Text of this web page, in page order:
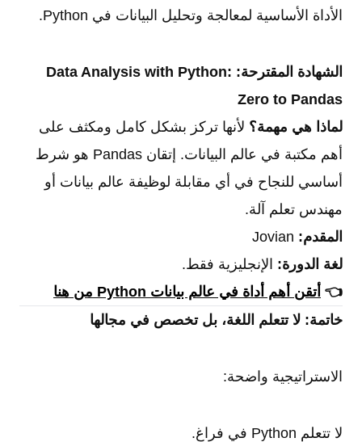
الأداة الأساسية لمعالجة وتحليل البيانات في Python.
الشهادة المقترحة: Data Analysis with Python:
Zero to Pandas
لماذا هي مهمة؟ لأنها تركز بشكل كامل ومكثف على
أهم مكتبة في عالم البيانات. إتقان Pandas هو شرط
أساسي للنجاح في أي مقابلة لوظيفة عالم بيانات أو
مهندس تعلم آلة.
المقدم:
لغة الدورة: الإنجليزية فقط.
👈 أتقن أهم أداة في عالم بيانات Python من هنا
خاتمة: لا تتعلم اللغة، بل تخصص في مجالها
الاستراتيجية واضحة:
لا تتعلم Python في فراغ.